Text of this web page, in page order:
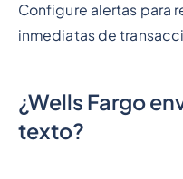
Configure alertas para
inmediatas de
¿Wells Fargo
texto?